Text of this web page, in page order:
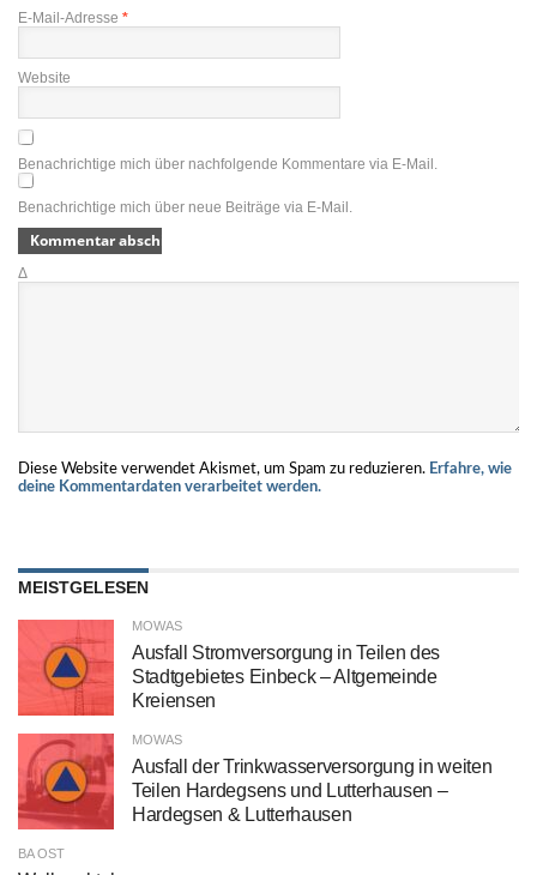
E-Mail-Adresse *
Website
Benachrichtige mich über nachfolgende Kommentare via E-Mail.
Benachrichtige mich über neue Beiträge via E-Mail.
Δ
Diese Website verwendet Akismet, um Spam zu reduzieren. Erfahre, wie
deine Kommentardaten verarbeitet werden.
MEISTGELESEN
MOWAS
Ausfall Stromversorgung in Teilen des
Stadtgebietes Einbeck – Altgemeinde
Kreiensen
MOWAS
Ausfall der Trinkwasserversorgung in weiten
Teilen Hardegsens und Lutterhausen –
Hardegsen & Lutterhausen
BA OST